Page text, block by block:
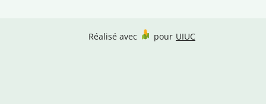
Réalisé avec pour UIUC